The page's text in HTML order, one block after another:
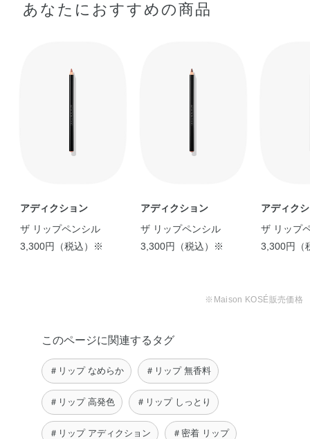
あなたにおすすめの商品
アディクション
ザ リップペンシル
3,300円（税込）※
アディクション
ザ リップペンシル
3,300円（税込）※
アディク
ザ リップ
3,300円（
※Maison KOSÉ販売価格
このページに関連するタグ
＃リップ なめらか ＃リップ 無香料
＃リップ 高発色 ＃リップ しっとり
＃リップ アディクション ＃密着 リップ